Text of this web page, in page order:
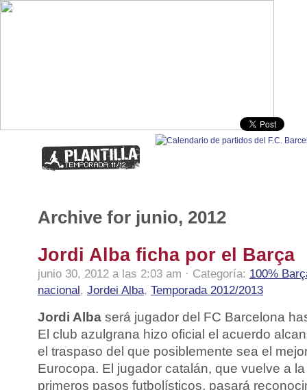
Archive for junio, 2012
Jordi Alba ficha por el Barça
junio 30, 2012 a las 2:03 am · Categoría: 100%
nacional, Jordei Alba, Temporada 2012/2013
Jordi Alba será jugador del FC Barcelona
El club azulgrana hizo oficial el acuerdo
el traspaso del que posiblemente sea el
Eurocopa. El jugador catalán, que vuelve a
primeros pasos futbolísticos, pasará